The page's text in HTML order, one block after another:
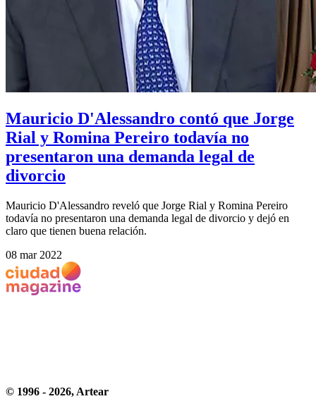
Mauricio D'Alessandro contó que Jorge
Rial y Romina Pereiro todavía no
presentaron una demanda legal de
divorcio
Mauricio D'Alessandro reveló que Jorge Rial y Romina Pereiro
todavía no presentaron una demanda legal de divorcio y dejó en
claro que tienen buena relación.
08 mar 2022
© 1996 - 2026, Artear